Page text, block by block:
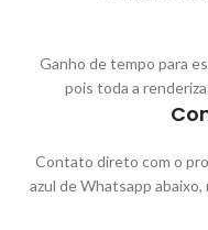
Ganho de tempo para
pois toda a
Contato direto com o
azul de Whatsapp